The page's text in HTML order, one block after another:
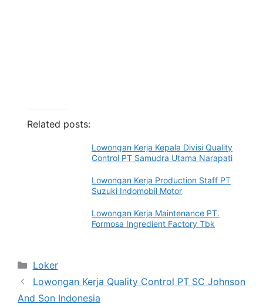
Related posts:
Lowongan Kerja Kepala Divisi Quality
Control PT Samudra Utama Narapati
Lowongan Kerja Production Staff PT
Suzuki Indomobil Motor
Lowongan Kerja Maintenance PT.
Formosa Ingredient Factory Tbk
Categories
Loker
Lowongan Kerja Quality Control PT SC Johnson
And Son Indonesia